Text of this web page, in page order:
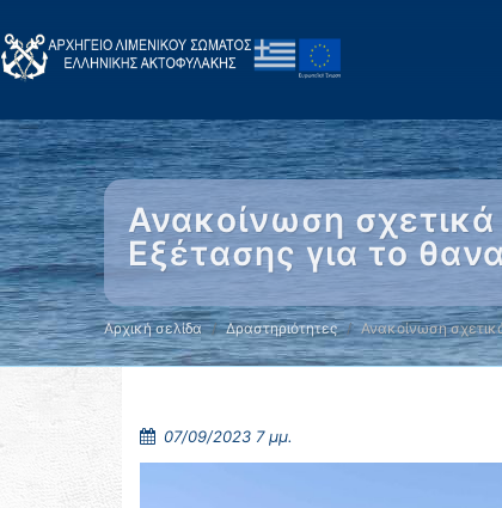
Ανακοίνωση
Εξέτασης για το
Αρχική σελίδα Δραστηριότητες Ανακοίνωση
07/09/2023 7 μμ.